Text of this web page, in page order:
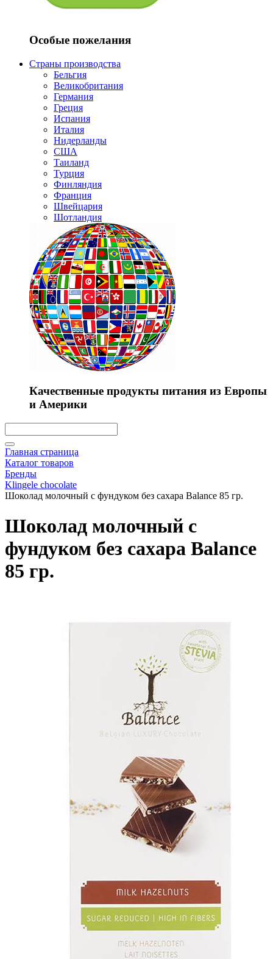
Особые пожелания
Страны производства
Бельгия
Великобритания
Германия
Греция
Испания
Италия
Нидерланды
США
Таиланд
Турция
Финляндия
Франция
Швейцария
Шотландия
Качественные продукты питания из Европы
и Америки
Главная страница
Каталог товаров
Бренды
Klingele chocolate
Шоколад молочный с фундуком без сахара Balance 85 гр.
Шоколад молочный с
фундуком без сахара Balance
85 гр.